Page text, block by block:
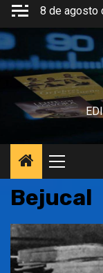
Saltar
contenido
8 de agosto
Menú
Bejucal